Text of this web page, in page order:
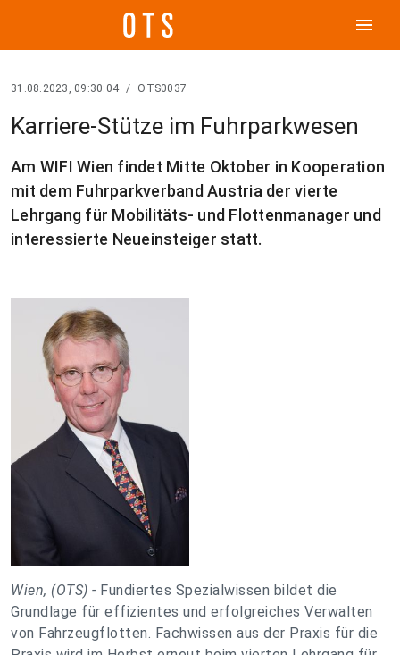
menu
31.08.2023, 09:30:04 / OTS0037
Karriere-Stütze im Fuhrparkwesen
Am WIFI Wien findet Mitte Oktober in Kooperation
mit dem Fuhrparkverband Austria der vierte
Lehrgang für Mobilitäts- und Flottenmanager und
interessierte Neueinsteiger statt.
Wien, (OTS) - Fundiertes Spezialwissen bildet die
Grundlage für effizientes und erfolgreiches Verwalten
von Fahrzeugflotten. Fachwissen aus der Praxis für die